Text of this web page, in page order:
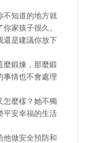
不知道的地方就
家孩子很久。
還是建議你放下
麼鍛煉，那麼鍛
事情也不會處理
怎麼樣？她不獨
平安幸福的生活
他做安全預防和